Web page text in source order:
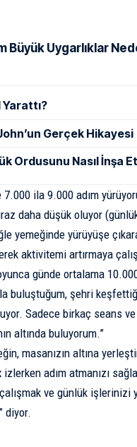
Büyük Uygarlıklar
Gerçek Hikayesi
Ordusunu Nasıl İnşa
ila 9.000 adım
daha düşük oluyor
yemeğinde yürüyüşe
aktivitemi artırmaya
günde ortalama
buluştuğum, şehri
Sadece birkaç seans
altında buluyorum.”
masanızın altına
adım atmanızı
ve günlük
diyor.